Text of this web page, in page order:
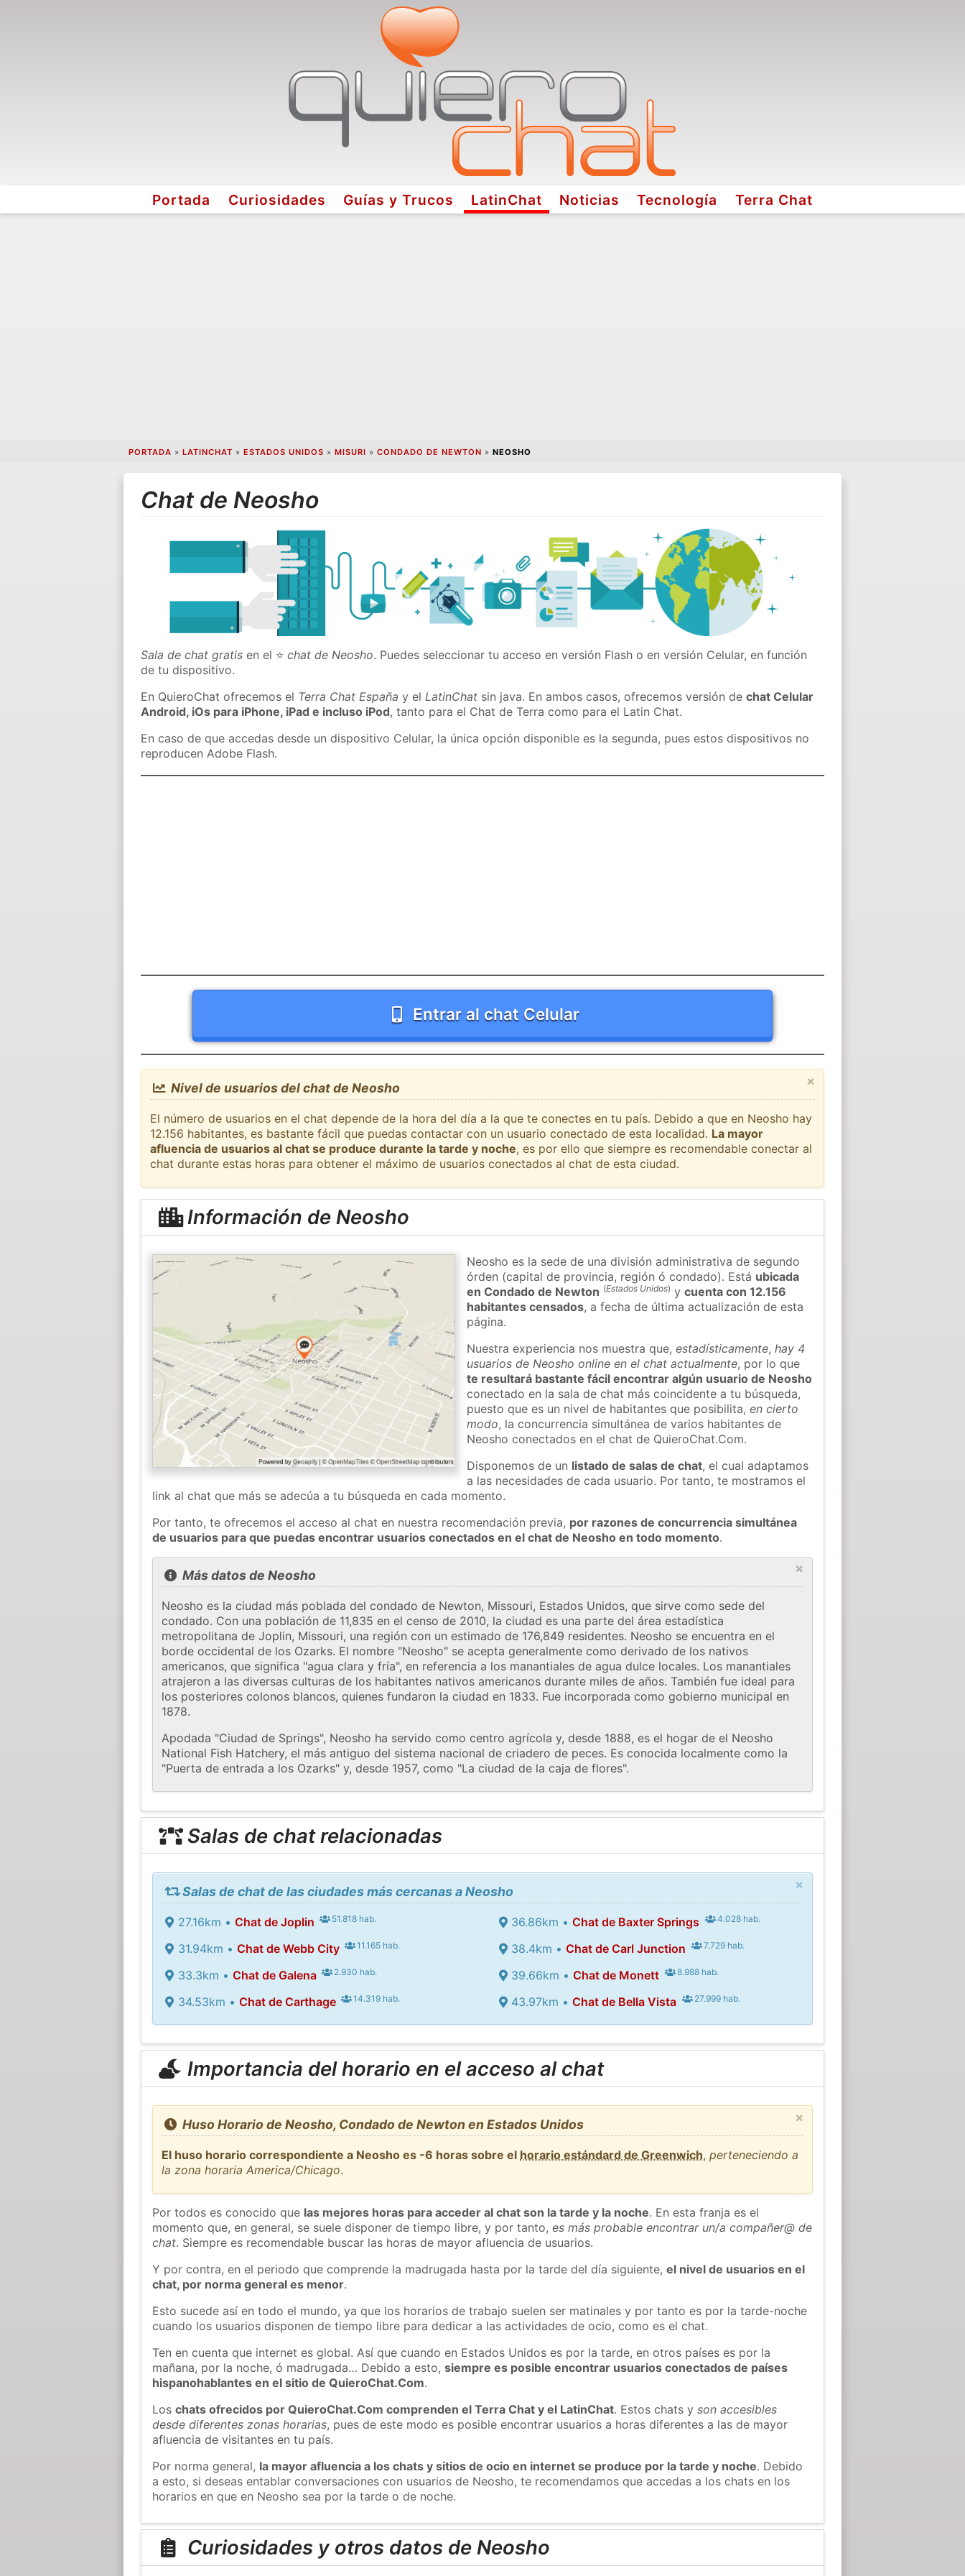
Portada Curiosidades Guías y Trucos LatinChat Noticias Tecnología Terra Chat
PORTADA » LATINCHAT » ESTADOS UNIDOS » MISURI » CONDADO DE NEWTON » NEOSHO
Chat de Neosho
Sala de chat gratis en el ⭐chat de Neosho. Puedes seleccionar tu acceso en versión Flash o en versión Celular, en función
de tu dispositivo.
En QuieroChat ofrecemos el Terra Chat España y elLatinChat sin java. En ambos casos, ofrecemos versión dechat Celular
Android, iOs para iPhone, iPad e incluso iPod, tanto para el Chat de Terra como para el Latin Chat.
En caso de que accedas desde un dispositivo Celular, la única opción disponible es la segunda, pues estos dispositivos no
reproducen Adobe Flash.
Entrar al chat Celular
×
Nivel de usuarios del chat de Neosho
El número de usuarios en el chat depende de la hora del día a la que te conectes en tu país. Debido a que en Neosho hay
12.156 habitantes, es bastante fácil que puedas contactar con un usuario conectado de esta localidad. La mayor
afluencia de usuarios al chat se produce durante la tarde y noche, es por ello que siempre es recomendable conectar al
chat durante estas horas para obtener el máximo de usuarios conectados al chat de esta ciudad.
Información de Neosho
Neosho es la sede de una división administrativa de segundo
órden (capital de provincia, región ó condado). Está ubicada
en Condado de Newton (Estados Unidos) ycuenta con 12.156
habitantes censados, a fecha de última actualización de esta
página.
Nuestra experiencia nos muestra que,estadísticamente,hay 4
usuarios de Neosho online en el chat actualmente, por lo que
te resultará bastante fácil encontrar algún usuario de Neosho
conectado en la sala de chat más coincidente a tu búsqueda,
puesto que es un nivel de habitantes que posibilita,en cierto
modo, la concurrencia simultánea de varios habitantes de
Neosho conectados en el chat de QuieroChat.Com.
Disponemos de un listado de salas de chat, el cual adaptamos
a las necesidades de cada usuario. Por tanto, te mostramos el
link al chat que más se adecúa a tu búsqueda en cada momento.
Por tanto, te ofrecemos el acceso al chat en nuestra recomendación previa, por razones de concurrencia simultánea
de usuarios para que puedas encontrar usuarios conectados en el chat de Neosho en todo momento.
×
Más datos de Neosho
Neosho es la ciudad más poblada del condado de Newton, Missouri, Estados Unidos, que sirve como sede del
condado. Con una población de 11,835 en el censo de 2010, la ciudad es una parte del área estadística
metropolitana de Joplin, Missouri, una región con un estimado de 176,849 residentes. Neosho se encuentra en el
borde occidental de los Ozarks. El nombre "Neosho" se acepta generalmente como derivado de los nativos
americanos, que significa "agua clara y fría", en referencia a los manantiales de agua dulce locales. Los manantiales
atrajeron a las diversas culturas de los habitantes nativos americanos durante miles de años. También fue ideal para
los posteriores colonos blancos, quienes fundaron la ciudad en 1833. Fue incorporada como gobierno municipal en
1878.
Apodada "Ciudad de Springs", Neosho ha servido como centro agrícola y, desde 1888, es el hogar de el Neosho
National Fish Hatchery, el más antiguo del sistema nacional de criadero de peces. Es conocida localmente como la
"Puerta de entrada a los Ozarks" y, desde 1957, como "La ciudad de la caja de flores".
Salas de chat relacionadas
×
Salas de chat de las ciudades más cercanas a Neosho
27.16km • Chat de Joplin 51.818 hab.
31.94km • Chat de Webb City 11.165 hab.
33.3km • Chat de Galena 2.930 hab.
34.53km • Chat de Carthage 14.319 hab.
36.86km •Chat de Baxter Springs 4.028 hab.
38.4km •Chat de Carl Junction 7.729 hab.
39.66km •Chat de Monett 8.988 hab.
43.97km •Chat de Bella Vista 27.999 hab.
Importancia del horario en el acceso al chat
×
Huso Horario de Neosho, Condado de Newton en Estados Unidos
El huso horario correspondiente a Neosho es -6 horas sobre el horario estándard de Greenwich,perteneciendo a
la zona horaria America/Chicago.
Por todos es conocido que las mejores horas para acceder al chat son la tarde y la noche. En esta franja es el
momento que, en general, se suele disponer de tiempo libre, y por tanto,es más probable encontrar un/a compañer@ de
chat. Siempre es recomendable buscar las horas de mayor afluencia de usuarios.
Y por contra, en el periodo que comprende la madrugada hasta por la tarde del día siguiente,el nivel de usuarios en el
chat, por norma general es menor.
Esto sucede así en todo el mundo, ya que los horarios de trabajo suelen ser matinales y por tanto es por la tarde-noche
cuando los usuarios disponen de tiempo libre para dedicar a las actividades de ocio, como es el chat.
Ten en cuenta que internet es global. Así que cuando en Estados Unidos es por la tarde, en otros países es por la
mañana, por la noche, ó madrugada… Debido a esto,siempre es posible encontrar usuarios conectados de países
hispanohablantes en el sitio de QuieroChat.Com.
Loschats ofrecidos por QuieroChat.Com comprenden el Terra Chat y el LatinChat. Estos chats yson accesibles
desde diferentes zonas horarias, pues de este modo es posible encontrar usuarios a horas diferentes a las de mayor
afluencia de visitantes en tu país.
Por norma general, la mayor afluencia a los chats y sitios de ocio en internet se produce por la tarde y noche. Debido
a esto, si deseas entablar conversaciones con usuarios de Neosho, te recomendamos que accedas a los chats en los
horarios en que en Neosho sea por la tarde o de noche.
Curiosidades y otros datos de Neosho